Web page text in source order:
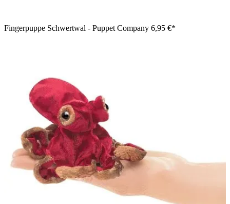
Fingerpuppe Schwertwal - Puppet Company 6,95 €*